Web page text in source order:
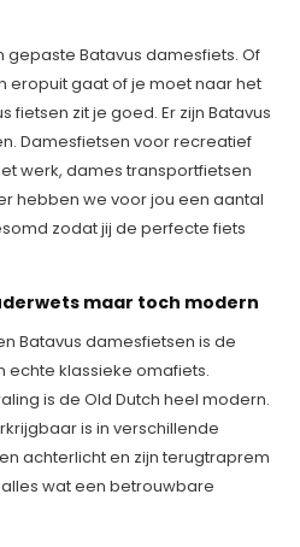
gepaste Batavus damesfiets. Of
eropuit gaat of je moet naar het
fietsen zit je goed. Er zijn Batavus
Damesfietsen voor recreatief
werk, dames transportfietsen
hebben we voor jou een aantal
zodat jij de perfecte fiets
maar toch modern
Batavus damesfietsen is de
echte klassieke omafiets.
is de Old Dutch heel modern.
is in verschillende
achterlicht en zijn terugtraprem
wat een betrouwbare